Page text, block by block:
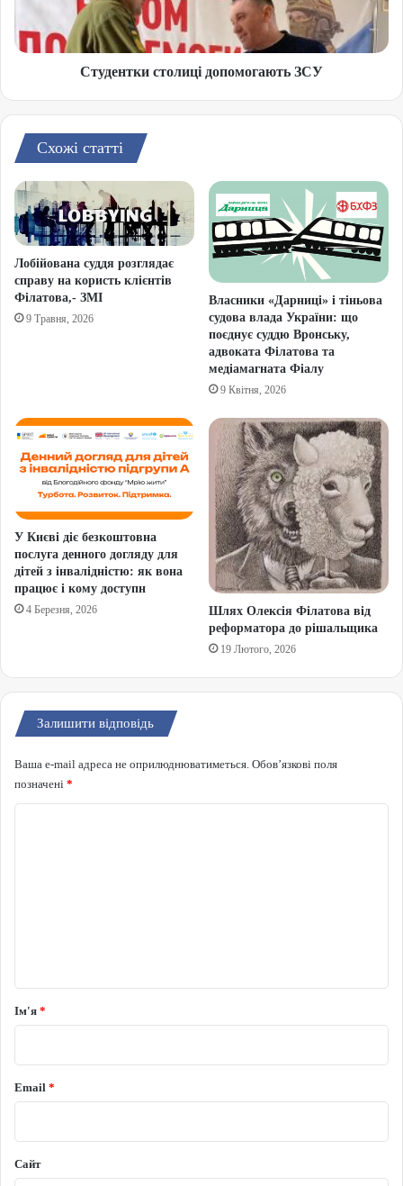
Студентки столиці допомогають ЗСУ
Схожі статті
Лобійована суддя розглядає
справу на користь клієнтів
Філатова,- ЗМІ
9 Травня, 2026
Власники «Дарниці» і тіньова
судова влада України: що
поєднує суддю Вронську,
адвоката Філатова та
медіамагната Фіалу
9 Квітня, 2026
У Києві діє безкоштовна
послуга денного догляду для
дітей з інвалідністю: як вона
працює і кому доступн
4 Березня, 2026
Шлях Олексія Філатова від
реформатора до рішальщика
19 Лютого, 2026
Залишити відповідь
Ваша e-mail адреса не оприлюднюватиметься. Обов’язкові поля
позначені *
Ім'я *
Email *
Сайт